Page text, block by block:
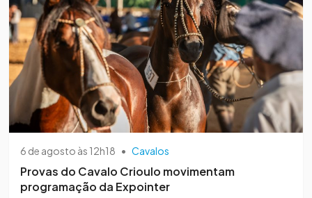
6 de agosto às 12h18 • Cavalos
Provas do Cavalo Crioulo movimentam
programação da Expointer